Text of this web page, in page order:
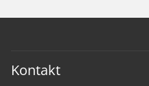
Kontakt